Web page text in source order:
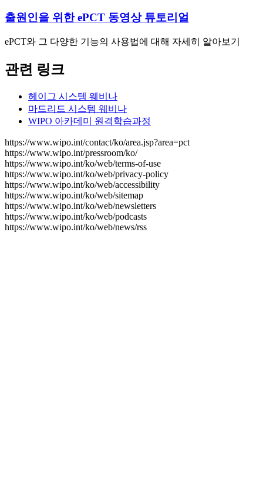
출원인을 위한 ePCT 동영상 튜토리얼
ePCT와 그 다양한 기능의 사용법에 대해 자세히 알아보기
관련 링크
헤이그 시스템 웨비나
마드리드 시스템 웨비나
WIPO 아카데미 원격학습과정
https://www.wipo.int/contact/ko/area.jsp?area=pct
https://www.wipo.int/pressroom/ko/
https://www.wipo.int/ko/web/terms-of-use
https://www.wipo.int/ko/web/privacy-policy
https://www.wipo.int/ko/web/accessibility
https://www.wipo.int/ko/web/sitemap
https://www.wipo.int/ko/web/newsletters
https://www.wipo.int/ko/web/podcasts
https://www.wipo.int/ko/web/news/rss